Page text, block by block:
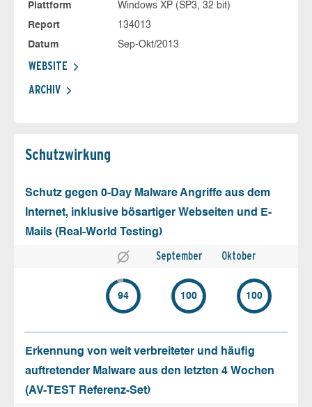
Plattform
Windows XP (SP3, 32 bit)
Report
134013
Datum
Sep-Okt/2013
WEBSITE
ARCHIV
Schutz­wirkung
Schutz gegen 0-Day Malware Angriffe aus dem
Internet, inklusive bösartiger Webseiten und E-
Mails (Real-World Testing)
September Oktober
94 100 100
Erkennung von weit verbreiteter und häufig
auftretender Malware aus den letzten 4 Wochen
(AV-TEST Referenz-Set)